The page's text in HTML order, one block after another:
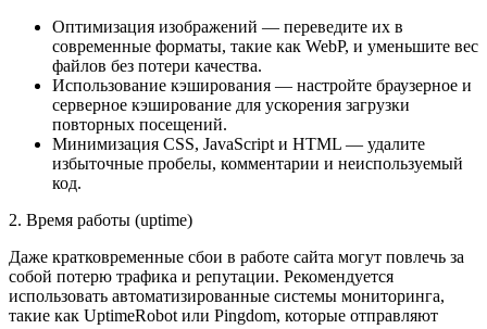
Оптимизация изображений — переведите их в
современные форматы, такие как WebP, и уменьшите вес
файлов без потери качества.
Использование кэширования — настройте браузерное и
серверное кэширование для ускорения загрузки
повторных посещений.
Минимизация CSS, JavaScript и HTML — удалите
избыточные пробелы, комментарии и неиспользуемый
код.
2. Время работы (uptime)
Даже кратковременные сбои в работе сайта могут повлечь за
собой потерю трафика и репутации. Рекомендуется
использовать автоматизированные системы мониторинга,
такие как UptimeRobot или Pingdom, которые отправляют